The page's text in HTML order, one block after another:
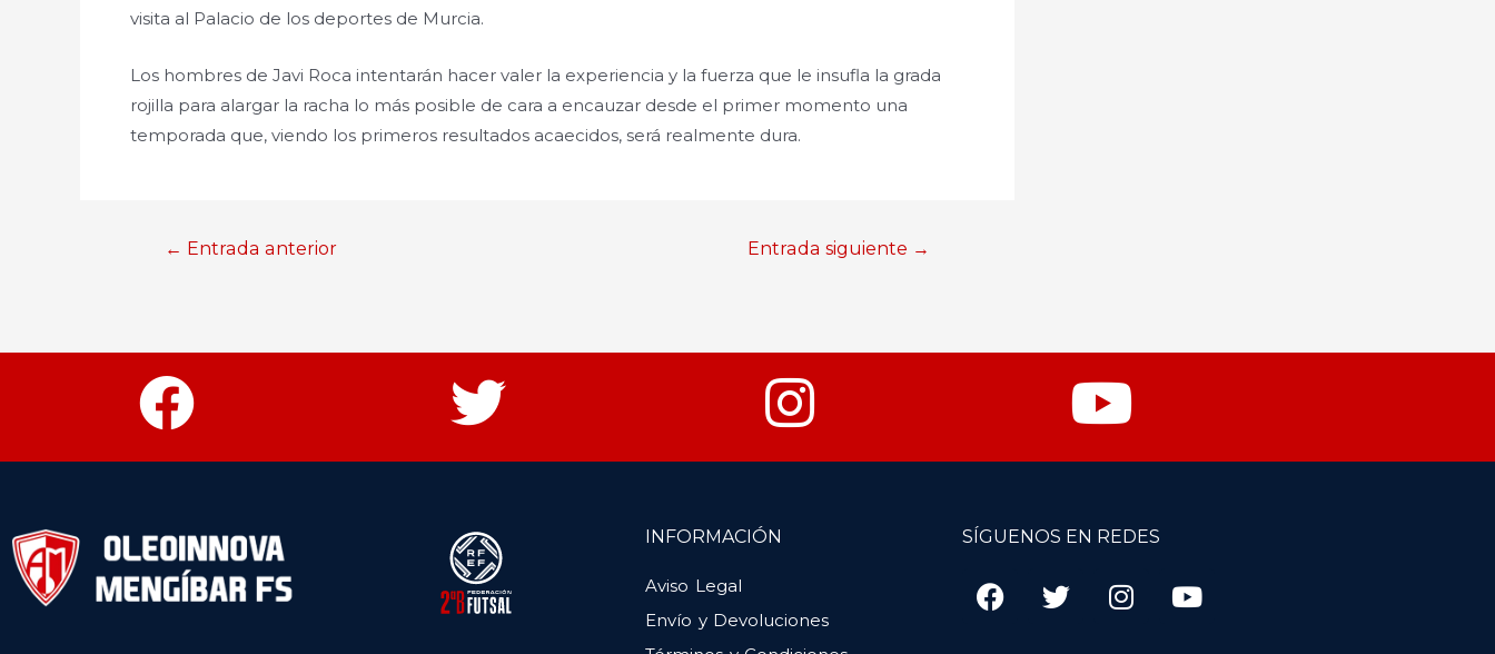
visita al Palacio de los deportes de Murcia.
Los hombres de Javi Roca intentarán hacer valer la experiencia y la fuerza que le insufla la grada
rojilla para alargar la racha lo más posible de cara a encauzar desde el primer momento una
temporada que, viendo los primeros resultados acaecidos, será realmente dura.
← Entrada anterior Entrada siguiente →
INFORMACIÓN
Aviso Legal
Envío y Devoluciones
SÍGUENOS EN REDES